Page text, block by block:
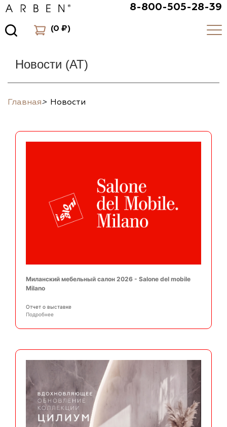
8-800-505-28-39
(0 ₽)
Новости (AT)
Главная> Новости
Миланский мебельный салон 2026 - Salone del mobile
Milano
Отчет о выставке
Подробнее